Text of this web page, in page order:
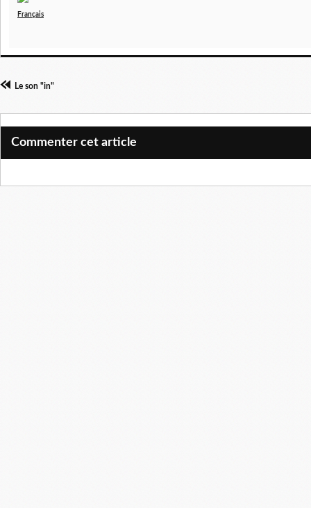
Français
Le son "in"
Commenter cet article